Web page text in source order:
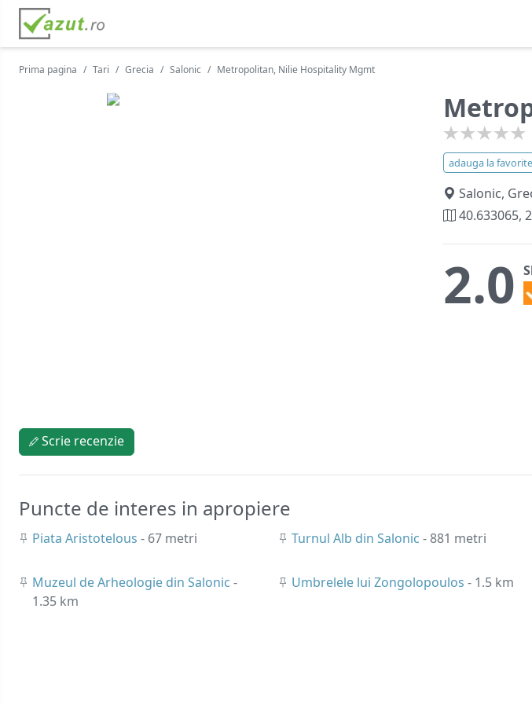
Prima pagina Tari Grecia Salonic Metropolitan, Nilie Hospitality Mgmt
adauga la favorite
Salonic,
40.633065,
2.0
Scrie recenzie
Puncte de interes in apropiere
Piata Aristotelous - 67 metri Turnul Alb din Salonic - 881 metri
Muzeul de Arheologie din Salonic -
1.35 km
Umbrelele lui Zongolopoulos - 1.5 km